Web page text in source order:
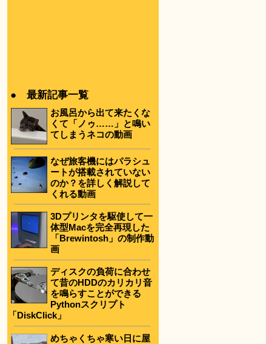
● 最新記事一覧
お風呂から出て来たくな
くて「ノゥ……」と鳴い
てしまうネコの動画
なぜ旅客機にはパラシュ
ートが搭載されていない
のか？を詳しく解説して
くれる動画
3Dプリンタを駆使して一
体型Macを完全再現した
「Brewintosh」の制作動
画
ディスクの負荷に合わせ
て昔のHDDのカリカリ音
を鳴らすことができる
Pythonスクリプト
「DiskClick」
めちゃくちゃ寒い日に屋